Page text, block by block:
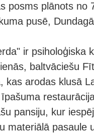
posms plānots no
pusē,
ir psiholoģiska
baltvāciešu
kas arodas klusā
pansiju, kur
materiālā pasaule